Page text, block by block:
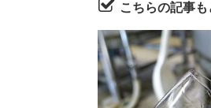
こちらの記事